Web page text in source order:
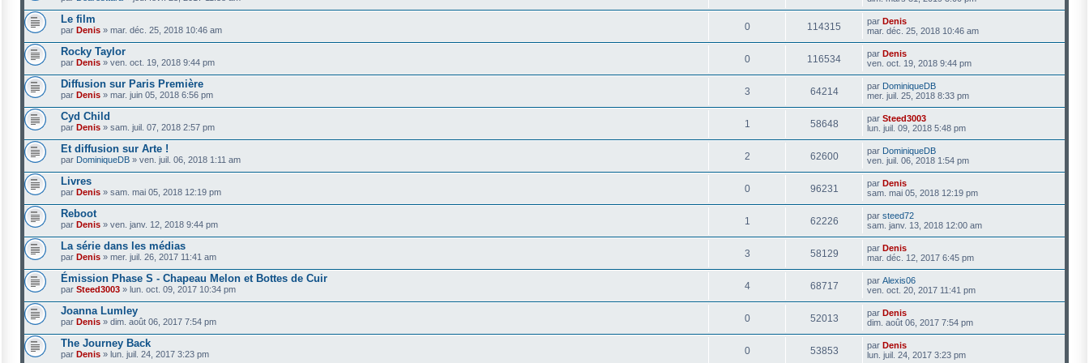
Le film
par Denis » mar. déc. 25, 2018 10:46 am 0 114315 par Denis
mar. déc. 25, 2018 10:46 am
Rocky Taylor
par Denis » ven. oct. 19, 2018 9:44 pm 0 116534 par Denis
ven. oct. 19, 2018 9:44 pm
Diffusion sur Paris Première
par Denis » mar. juin 05, 2018 6:56 pm 3 64214 par DominiqueDB
mer. juil. 25, 2018 8:33 pm
Cyd Child
par Denis » sam. juil. 07, 2018 2:57 pm 1 58648 par Steed3003
lun. juil. 09, 2018 5:48 pm
Et diffusion sur Arte !
par DominiqueDB » ven. juil. 06, 2018 1:11 am 2 62600 par DominiqueDB
ven. juil. 06, 2018 1:54 pm
Livres
par Denis » sam. mai 05, 2018 12:19 pm 0 96231 par Denis
sam. mai 05, 2018 12:19 pm
Reboot
par Denis » ven. janv. 12, 2018 9:44 pm 1 62226 par steed72
sam. janv. 13, 2018 12:00 am
La série dans les médias
par Denis » mer. juil. 26, 2017 11:41 am 3 58129 par Denis
mar. déc. 12, 2017 6:45 pm
Émission Phase S - Chapeau Melon et Bottes de Cuir
par Steed3003 » lun. oct. 09, 2017 10:34 pm 4 68717 par Alexis06
ven. oct. 20, 2017 11:41 pm
Joanna Lumley
par Denis » dim. août 06, 2017 7:54 pm 0 52013 par Denis
dim. août 06, 2017 7:54 pm
The Journey Back
par Denis » lun. juil. 24, 2017 3:23 pm 0 53853 par Denis
lun. juil. 24, 2017 3:23 pm